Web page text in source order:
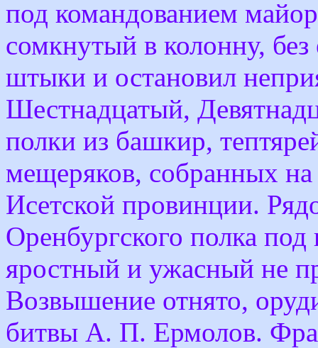
под командованием
сомкнутый в колонну,
штыки и остановил
Шестнадцатый,
полки из башкир,
мещеряков, собранных
Исетской провинции.
Оренбургского полка
яростный и ужасный не
Возвышение отнято,
битвы А. П. Ермолов.